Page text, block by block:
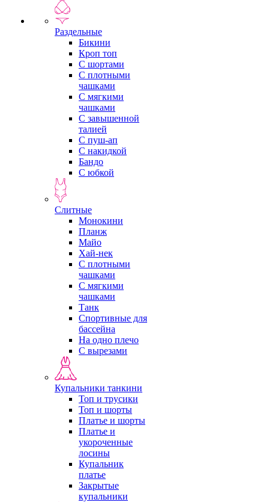
Раздельные
Бикини
Кроп топ
С шортами
С плотными
чашками
С мягкими
чашками
С завышенной
талией
С пуш-ап
С накидкой
Бандо
С юбкой
Слитные
Монокини
Планж
Майо
Хай-нек
С плотными
чашками
С мягкими
чашками
Танк
Спортивные для
бассейна
На одно плечо
С вырезами
Купальники танкини
Топ и трусики
Топ и шорты
Платье и шорты
Платье и
укороченные
лосины
Купальник
платье
Закрытые
купальники